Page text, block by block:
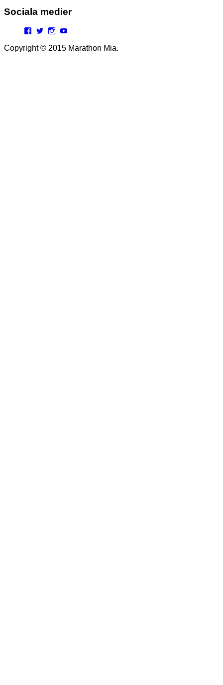
Sociala medier
Facebook
TwitterInstagram
Copyright © 2015 Marathon Mia.